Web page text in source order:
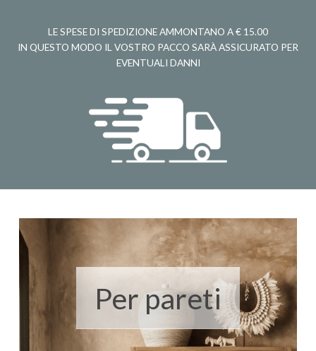
LE SPESE DI SPEDIZIONE AMMONTANO A € 15.00
IN QUESTO MODO IL VOSTRO PACCO SARÀ ASSICURATO PER
EVENTUALI DANNI
Per pareti